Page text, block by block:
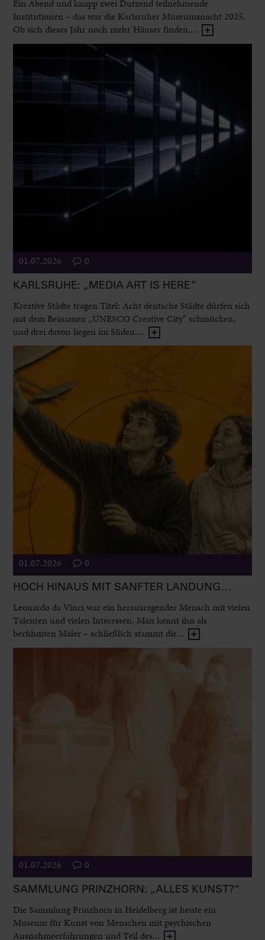
Ein Abend und knapp zwei Dutzend teilnehmende
Institutionen – das war die Karlsruher Museumsnacht 2025.
Ob sich dieses Jahr noch mehr Häuser finden,...
01.07.2026 0
KARLSRUHE: „MEDIA ART IS HERE“
Kreative Städte tragen Titel: Acht deutsche Städte dürfen sich
mit dem Beinamen „UNESCO Creative City“ schmücken,
und drei davon liegen im Süden....
01.07.2026 0
HOCH HINAUS MIT SANFTER LANDUNG…
Leonardo da Vinci war ein herausragender Mensch mit vielen
Talenten und vielen Interessen. Man kennt ihn als
berühmten Maler – schließlich stammt die...
01.07.2026 0
SAMMLUNG PRINZHORN: „ALLES KUNST?“
Die Sammlung Prinzhorn in Heidelberg ist heute ein
Museum für Kunst von Menschen mit psychischen
Ausnahmeerfahrungen und Teil des...